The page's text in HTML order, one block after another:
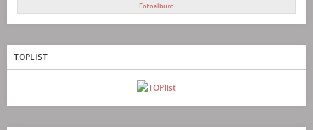
Fotoalbum
TOPLIST